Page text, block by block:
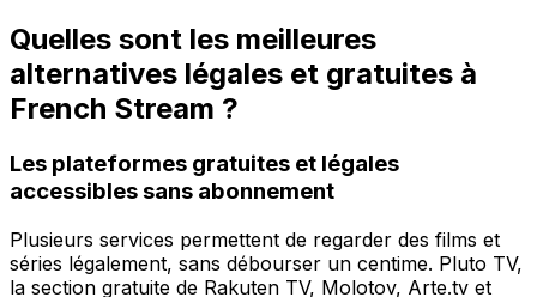
Quelles sont les meilleures
alternatives légales et gratuites à
French Stream ?
Les plateformes gratuites et légales
accessibles sans abonnement
Plusieurs services permettent de regarder des films et
séries légalement, sans débourser un centime. Pluto TV,
la section gratuite de Rakuten TV, Molotov, Arte.tv et